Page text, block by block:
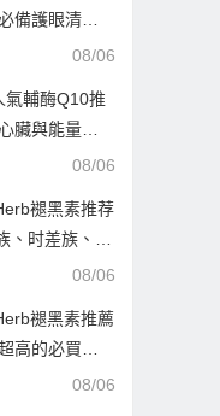
備護眼清
疲勞的實測指
08/06
氣輔酶Q10推
臟與能量的
款都經過千人
08/06
褪黑素推荐
、时差族、浅
08/06
褪黑素推薦
高的必買清
08/06